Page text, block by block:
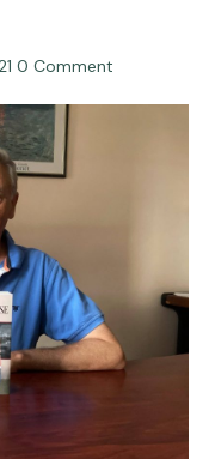
0 Comment